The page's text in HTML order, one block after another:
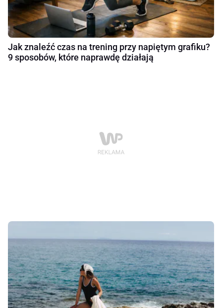
Jak znaleźć czas na trening przy napiętym grafiku?
9 sposobów, które naprawdę działają